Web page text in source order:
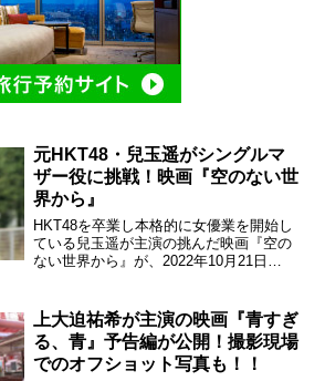
元HKT48・兒玉遥がシングルマ
ザー役に挑戦！映画『空のない世
界から』
HKT48を卒業し本格的に女優業を開始し
ている兒玉遥が主演の挑んだ映画『空の
ない世界から』が、2022年10月21日
シングルマザー役に挑戦している。兒玉
遥がシングルマザ...
上大迫祐希が主演の映画『青すぎ
る、青』予告編が公開！撮影現場
でのオフショット写真も！！